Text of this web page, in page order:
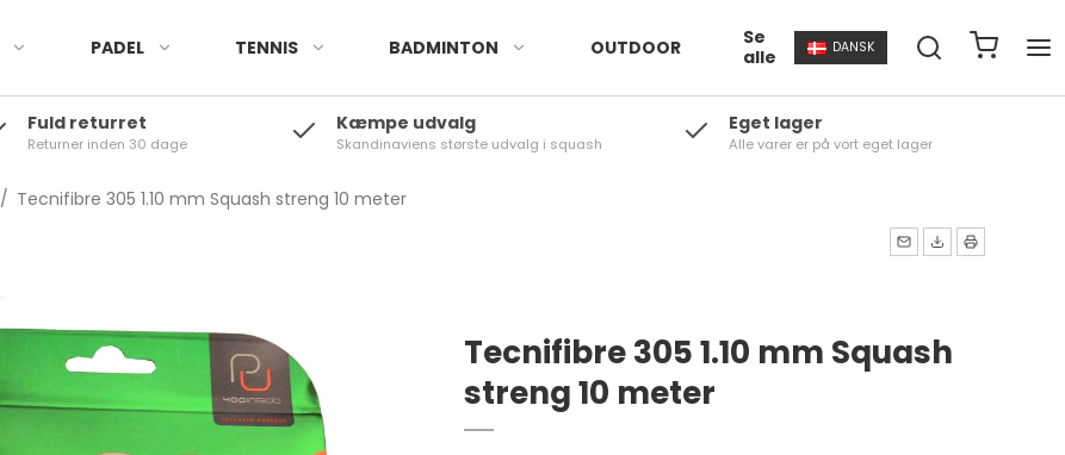
PADEL TENNIS BADMINTON OUTDOOR
Se
alle
DANSK
Fuld returret
Returner inden 30 dage
Kæmpe udvalg
Skandinaviens største udvalg i squash
Eget lager
Alle varer er på vort eget lager
/ Tecnifibre 305 1.10 mm Squash streng 10 meter
Tecnifibre 305 1.10 mm Squash
streng 10 meter